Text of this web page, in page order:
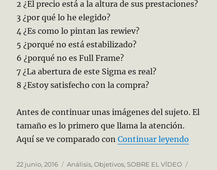
2 ¿El precio está a la altura de sus prestaciones?
3 ¿por qué lo he elegido?
4 ¿Es como lo pintan las rewiev?
5 ¿porqué no está estabilizado?
6 ¿porqué no es Full Frame?
7 ¿La abertura de este Sigma es real?
8 ¿Estoy satisfecho con la compra?
Antes de continuar unas imágenes del sujeto. El
tamaño es lo primero que llama la atención.
Aquí se ve comparado conContinuar leyendo
Publicado
22 junio, 2016 Categorías
Análisis,Objetivos, SOBRE EL VÍDEO